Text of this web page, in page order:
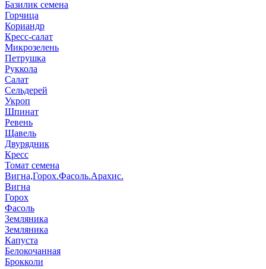
Базилик семена
Горчица
Кориандр
Кресс-салат
Микрозелень
Петрушка
Руккола
Салат
Сельдерей
Укроп
Шпинат
Ревень
Щавель
Двурядник
Кресс
Томат семена
Вигна,Горох.Фасоль.Арахис.
Вигна
Горох
Фасоль
Земляника
Земляника
Капуста
Белокочанная
Брокколи